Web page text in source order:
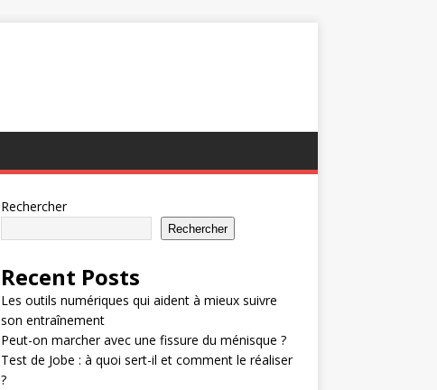
Rechercher
Rechercher
Recent Posts
Les outils numériques qui aident à mieux suivre
son entraînement
Peut-on marcher avec une fissure du ménisque ?
Test de Jobe : à quoi sert-il et comment le réaliser
?